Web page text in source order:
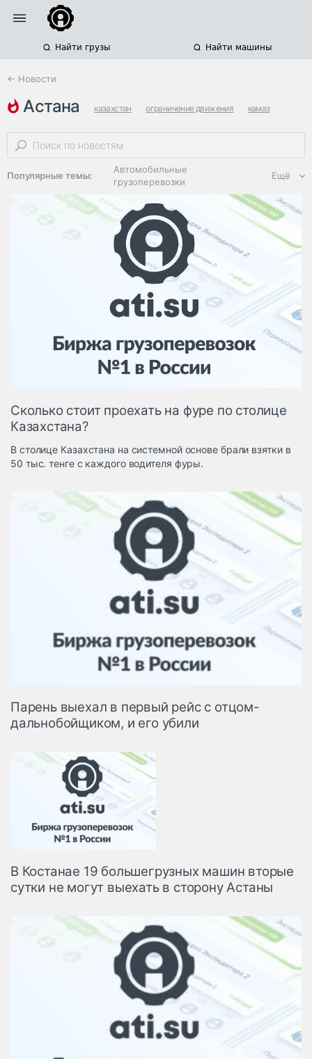
Найти грузы Найти машины
← Новости
астана казахстан ограничение движения камаз
Популярные темы:
Автомобильные
грузоперевозки
Региональная
логистика
ЭДО, ИТ в
логистике
Дороги,
инфраструктура
Логистика, грузы
Негабаритные и
опасные грузы
Безопасность и
Таможня и ВЭД
грузовые
терминалы
Спецтехника
Автосервис,
запчасти, шины
Топливо, масла и
автохимия
Дзен
Ещё
Сколько стоит проехать на фуре по столице
Казахстана?
В столице Казахстана на системной основе брали взятки в
50 тыс. тенге с каждого водителя фуры.
Парень выехал в первый рейс с отцом-
дальнобойщиком, и его убили
В Костанае 19 большегрузных машин вторые
сутки не могут выехать в сторону Астаны